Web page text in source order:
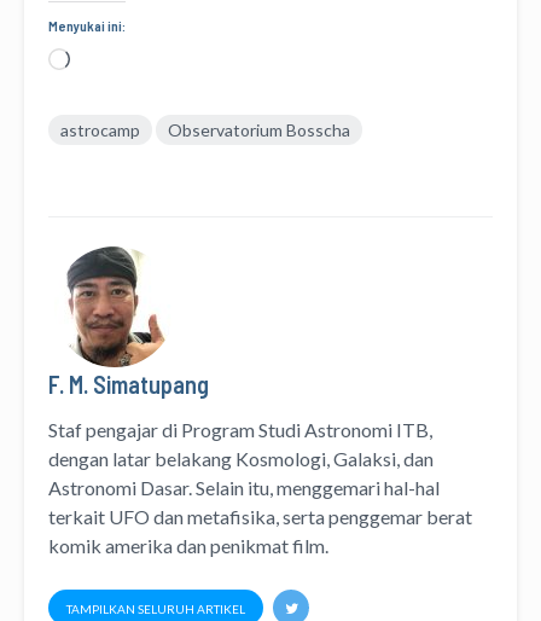
Menyukai ini:
Memuat...
astrocamp Observatorium Bosscha
F. M. Simatupang
Staf pengajar di Program Studi Astronomi ITB,
dengan latar belakang Kosmologi, Galaksi, dan
Astronomi Dasar. Selain itu, menggemari hal-hal
terkait UFO dan metafisika, serta penggemar berat
komik amerika dan penikmat film.
TAMPILKAN SELURUH ARTIKEL